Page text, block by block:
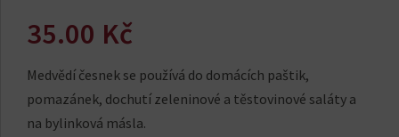
35.00 Kč
Medvědí česnek se používá do domácích paštik,
pomazánek, dochutí zeleninové a těstovinové saláty a
na bylinková másla.